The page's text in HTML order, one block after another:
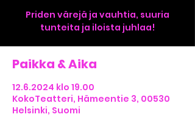
Priden värejä ja vauhtia, suuria
tunteita ja iloista juhlaa!
Paikka & Aika
12.6.2024 klo 19.00
KokoTeatteri, Hämeentie 3, 00530
Helsinki, Suomi